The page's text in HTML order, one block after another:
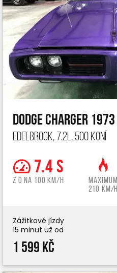
Dodge Charger 1973
Edelbrock, 7.2L, 500 koní
7.4 s
z 0 na 100 km/h
Maximum
210 km/h
Zážitkové jízdy
15 minut už od
1 599 Kč